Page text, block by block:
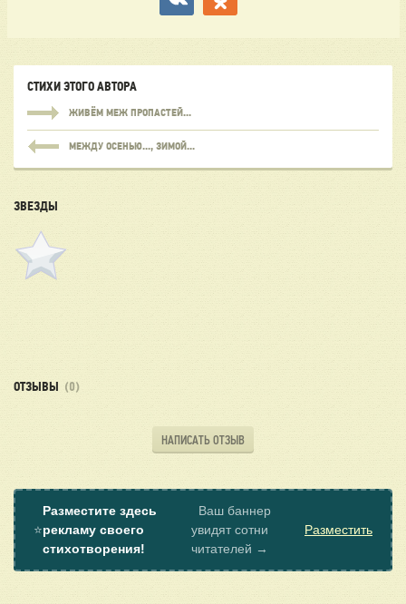
СТИХИ ЭТОГО АВТОРА
ЖИВЁМ МЕЖ ПРОПАСТЕЙ...
МЕЖДУ ОСЕНЬЮ..., ЗИМОЙ...
ЗВЕЗДЫ
ОТЗЫВЫ (0)
НАПИСАТЬ ОТЗЫВ
⭐
Разместите здесь
рекламу своего
стихотворения!
Ваш баннер
увидят сотни
читателей →
Разместить